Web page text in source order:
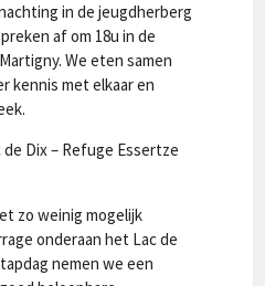
in de jeugdherberg
af om 18u in de
We eten samen
kennis met elkaar en
de Dix – Refuge Essertze
zo weinig mogelijk
onderaan het Lac de
nemen we een